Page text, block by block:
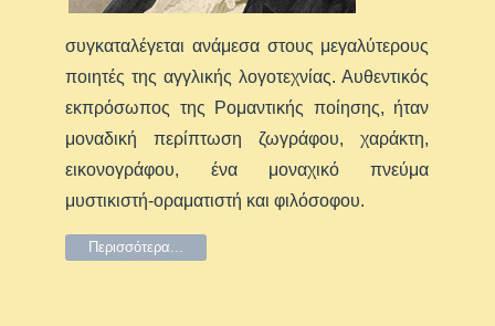
συγκαταλέγεται ανάμεσα στους μεγαλύτερους
ποιητές της αγγλικής λογοτεχνίας. Αυθεντικός
εκπρόσωπος της Ρομαντικής ποίησης, ήταν
μοναδική περίπτωση ζωγράφου, χαράκτη,
εικονογράφου, ένα μοναχικό πνεύμα
μυστικιστή-οραματιστή και φιλόσοφου.
Περισσότερα...